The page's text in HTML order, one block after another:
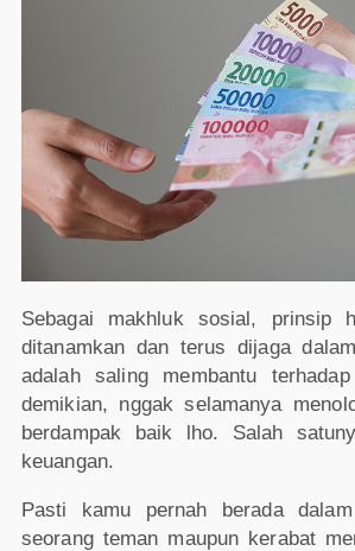
Sebagai makhluk sosial, prinsip
ditanamkan dan terus dijaga
adalah saling membantu
demikian, nggak selamanya
berdampak baik lho. Salah
keuangan.
Pasti kamu pernah berada
seorang teman maupun kerabat